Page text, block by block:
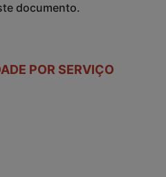
documento.
POR SERVIÇO